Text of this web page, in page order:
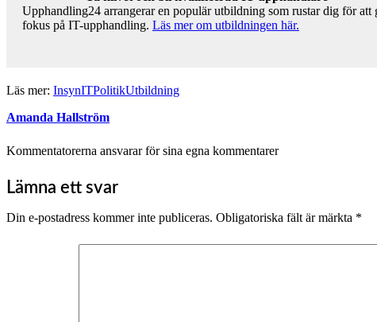
Upphandling24 arrangerar en populär utbildning som rustar dig för
fokus på IT-upphandling. Läs mer om utbildningen här.
Läs mer: InsynITPolitikUtbildning
Amanda Hallström
Kommentatorerna ansvarar för sina egna kommentarer
Lämna ett svar
Din e-postadress kommer inte publiceras. Obligatoriska fält är märkta *